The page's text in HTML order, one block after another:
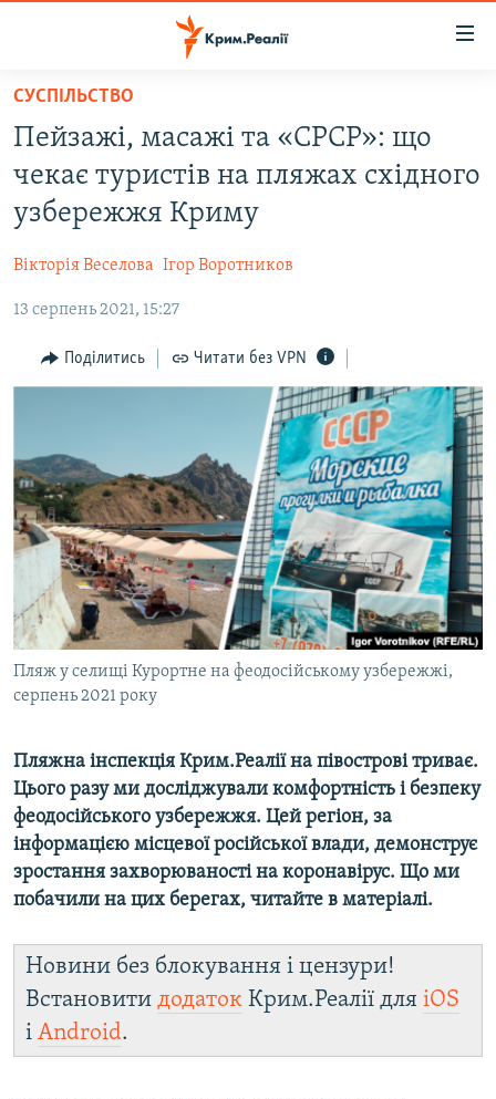
Перейти
основного
матеріалу
Перейти
до
основної
навігації
Перейти
пошуку
ВІДЕО ТА ФОТО
БЛОГИ
ПОГЛЯД
ІНТЕРВ'Ю
ДЕПОРТАЦІЯ
ВІДЕОУРОКИ «ELIFBE»
СВІДЧЕННЯ ОКУПАЦІЇ
УКРАЇНСЬКА ПРОБЛЕМА КРИМУ
ІНФОГРАФІКА
ЯК ОБІЙТИ БЛОКУВАННЯ
Русский
Qırımtatar
ДОЛУЧАЙСЯ!
СУСПІЛЬСТВО
Пейзажі, масажі та «СРСР»: що
чекає туристів на пляжах східного
узбережжя Криму
Вікторія Веселова Ігор Воротников
13 серпень 2021, 15:27
Поділитись Читати без VPN
Пляж у селищі Курортне на феодосійському узбережжі,
серпень 2021 року
Пляжна інспекція Крим.Реалії на півострові триває.
Цього разу ми досліджували комфортність і безпеку
феодосійського узбережжя. Цей регіон, за
інформацією місцевої російської влади, демонструє
зростання захворюваності на коронавірус. Що ми
побачили на цих берегах, читайте в матеріалі.
Новини без блокування і цензури!
Встановити додаток Крим.Реалії для iOS
і Android.